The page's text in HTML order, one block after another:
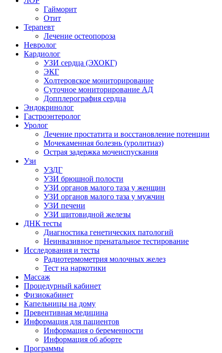
Гайморит
Отит
Терапевт
Лечение остеопороза
Невролог
Кардиолог
УЗИ сердца (ЭХОКГ)
ЭКГ
Холтеровское мониторирование
Суточное мониторирование АД
Допплерография сердца
Эндокринолог
Гастроэнтеролог
Уролог
Лечение простатита и восстановление потенции
Мочекаменная болезнь (уролитиаз)
Острая задержка мочеиспускания
Узи
УЗДГ
УЗИ брюшной полости
УЗИ органов малого таза у женщин
УЗИ органов малого таза у мужчин
УЗИ печени
УЗИ щитовидной железы
ДНК тесты
Диагностика генетических патологий
Неинвазивное пренатальное тестирование
Исследования и тесты
Радиотермометрия молочных желез
Тест на наркотики
Массаж
Процедурный кабинет
Физиокабинет
Капельницы на дому
Превентивная медицина
Информация для пациентов
Информация о беременности
Информация об аборте
Программы